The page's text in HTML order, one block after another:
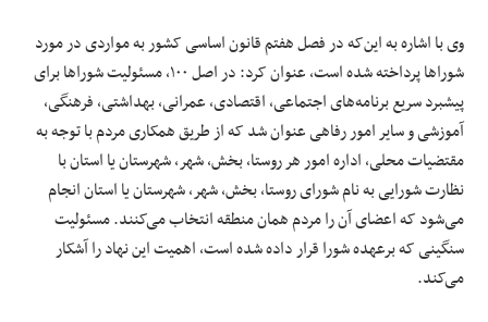
وی با اشاره به این‌که در فصل هفتم قانون اساسی کشور به مواردی در مورد
شوراها پرداخته شده است، عنوان کرد: در ‌اصل ۱۰۰، مسئولیت شوراها برای
پیشبرد سریع برنامه‌های اجتماعی، اقتصادی، عمرانی، بهداشتی، فرهنگی،
آموزشی و ‌سایر امور رفاهی عنوان شد که از طریق همکاری مردم با توجه به
مقتضیات محلی، اداره امور هر روستا، بخش، شهر، ‌شهرستان یا استان با
نظارت شورایی به نام شورای روستا، بخش، شهر، شهرستان یا استان انجام
می‌شود که اعضای آن را ‌مردم همان منطقه انتخاب می‌کنند. مسئولیت
سنگینی که برعهده شورا قرار داده شده است، اهمیت این نهاد را آشکار
می‌کند. ‌